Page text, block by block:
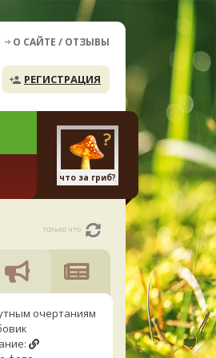
О САЙТЕ / ОТЗЫВЫ
РЕГИСТРАЦИЯ
что за гриб?
только что
очертаниям